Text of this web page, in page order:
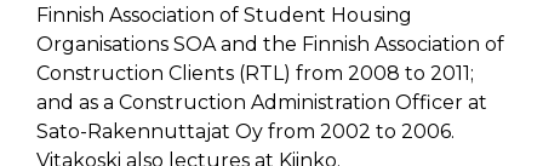
Finnish Association of Student Housing
Organisations SOA and the Finnish Association of
Construction Clients (RTL) from 2008 to 2011;
and as a Construction Administration Officer at
Sato-Rakennuttajat Oy from 2002 to 2006.
Vitakoski also lectures at Kiinko.